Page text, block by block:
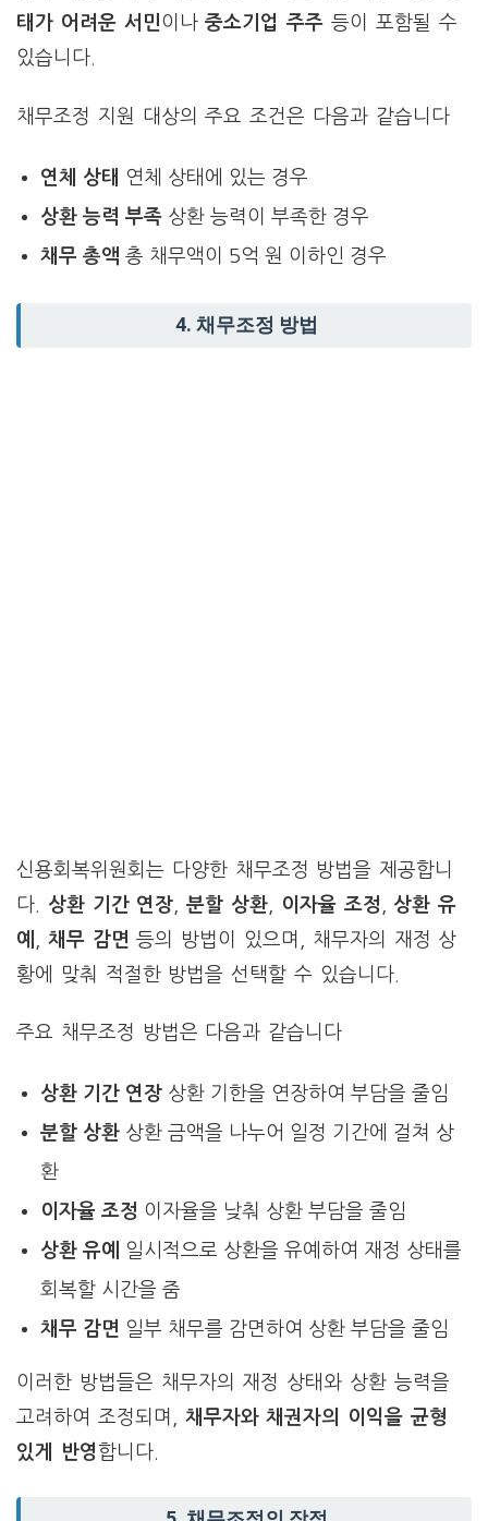
태가 어려운 서민이나중소기업 주주 등이 포함될 수
있습니다.
채무조정 지원 대상의 주요 조건은 다음과 같습니다
연체 상태
연체 상태에 있는 경우
상환 능력 부족상환 능력이 부족한 경우
채무 총액 총 채무액이 5억 원 이하인 경우
4. 채무조정 방법
신용회복위원회는 다양한 채무조정 방법을 제공합니
다. 상환 기간 연장 ,분할 상환 이자율 조정
상환 유
예
채무 감면 등의 방법이 있으며, 채무자의 재정 상
황에 맞춰 적절한 방법을 선택할 수 있습니다.
주요 채무조정 방법은 다음과 같습니다
상환 기간 연장상환 기한을 연장하여 부담을 줄임
분할 상환상환 금액을 나누어 일정 기간에 걸쳐 상
환
이자율 조정 이자율을 낮춰 상환 부담을 줄임
상환 유예
일시적으로 상환을 유예하여 재정 상태를
회복할 시간을 줌
채무 감면 일부 채무를 감면하여 상환 부담을 줄임
이러한 방법들은 채무자의 재정 상태와 상환 능력을
고려하여 조정되며, 채무자와 채권자의 이익을 균형
있게 반영합니다.